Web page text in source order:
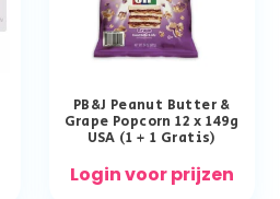
PB&J Peanut Butter &
Grape Popcorn 12 x 149g
USA (1 + 1 Gratis)
Login voor prijzen